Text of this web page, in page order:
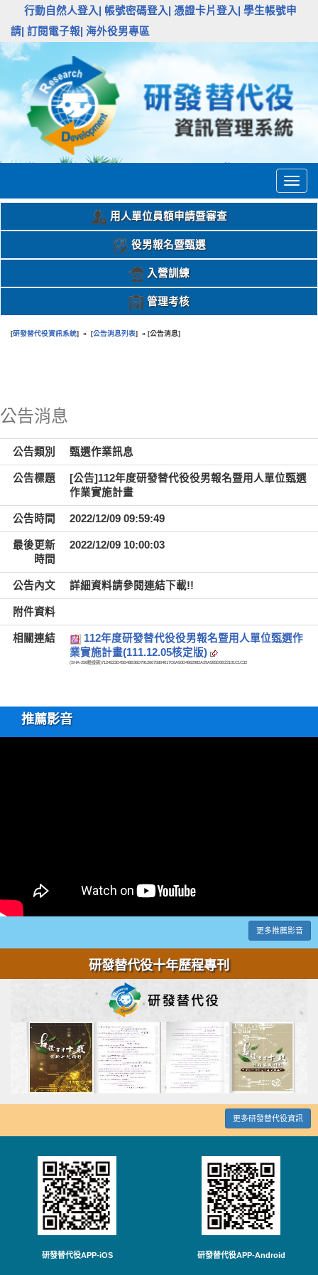
行動自然人登入| 帳號密碼登入| 憑證卡片登入|
學生帳號申
請| 訂閱電子報| 海外役男專區
用人單位員額申請暨審查
役男報名暨甄選
入營訓練
管理考核
[研發替代役資訊系統] » [公告消息列表] » [公告消息]
公告消息
公告類別 甄選作業訊息
公告標題
[公告]112年度研發替代役役男報名暨用人單位甄選
作業實施計畫
公告時間 2022/12/09 09:59:49
最後更新
時間
2022/12/09 10:00:03
公告內文 詳細資料請參閱連結下載!!
附件資料
相關連結
112年度研發替代役役男報名暨用人單位甄選作
業實施計畫(111.12.05核定版)
(SHA-256驗證碼)7124523D45B48B36D79126675804017C6A50D4862982A29A585D0B22101C1C32
推薦影音
更多推薦影音
研發替代役十年歷程專刊
更多研發替代役資訊
研發替代役APP-iOS 研發替代役APP-Android